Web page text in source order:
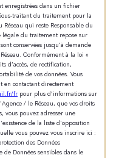
enregistrées dans un fichier
traitant du traitement pour la
qui reste Responsable du
légale du traitement repose sur
conservées jusqu'à demande
Conformément à la loi «
d’accès, de rectification,
de vos données. Vous
en contactant directement
fr pour plus d’informations sur
/ le Réseau, que vos droits
vous pouvez adresser une
de la liste d'opposition
vous pouvez vous inscrire ici :
des Données
Données sensibles dans le